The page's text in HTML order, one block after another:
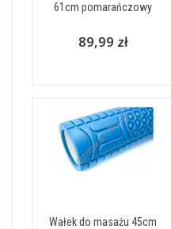
61cm pomarańczowy
89,99 zł
Wałek do masażu 45cm